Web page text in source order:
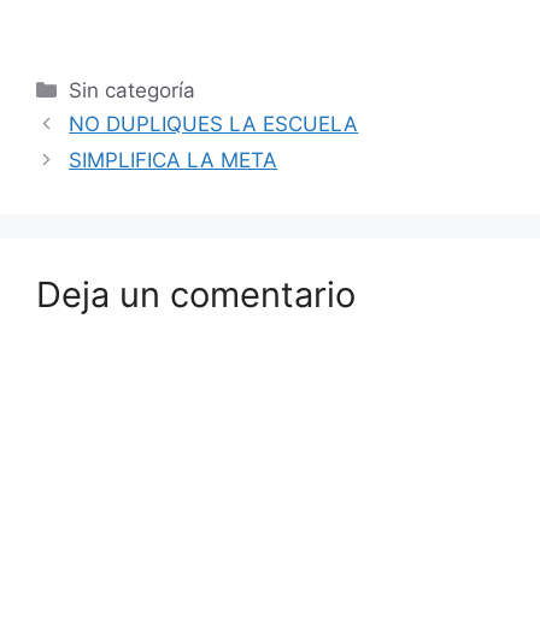
Sin categoría
NO DUPLIQUES LA ESCUELA
SIMPLIFICA LA META
Deja un comentario